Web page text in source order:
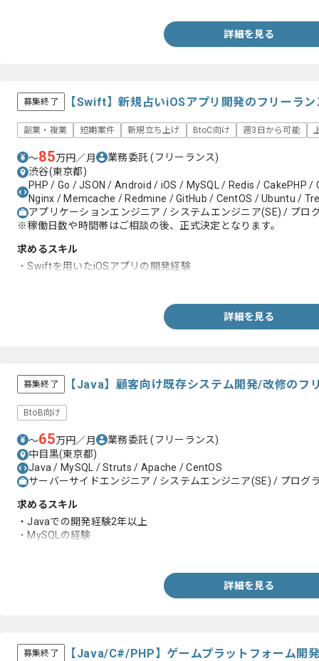
詳細を見る
募集終了 【Swift】新規占いiOSアプリ開発のフリーラ
副業・複業 短期案件 新規立ち上げ BtoC向け 週3日から可能
〜85万円／月 業務委託(フリーランス)
渋谷(東京都)
PHP / Go / JSON / Android / iOS / MySQL / Redis / CakePHP
Nginx / Memcache / Redmine / GitHub / CentOS / Ubuntu /
アプリケーションエンジニア / システムエンジニア(SE) / プロ
※稼働日数や時間帯はご相談の後、正式決定となります。
求めるスキル
・Swiftを用いたiOSアプリの開発経験
詳細を見る
募集終了 【Java】顧客向け既存システム開発/改修のフ
BtoB向け
〜65万円／月 業務委託(フリーランス)
中目黒(東京都)
Java / MySQL / Struts / Apache / CentOS
サーバーサイドエンジニア / システムエンジニア(SE) / プログ
求めるスキル
・Javaでの開発経験2年以上
・MySQLの経験
詳細を見る
募集終了 【Java/C#/PHP】ゲームプラットフォーム開